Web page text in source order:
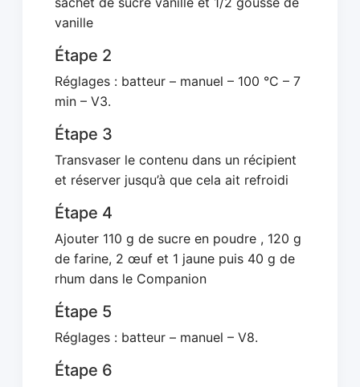
vanille
Étape 2
Réglages : batteur – manuel – 100 °C – 7
min – V3.
Étape 3
Transvaser le contenu dans un récipient
et réserver jusqu’à que cela ait refroidi
Étape 4
Ajouter 110 g de sucre en poudre , 120 g
de farine, 2 œuf et 1 jaune puis 40 g de
rhum dans le Companion
Étape 5
Réglages : batteur – manuel – V8.
Étape 6